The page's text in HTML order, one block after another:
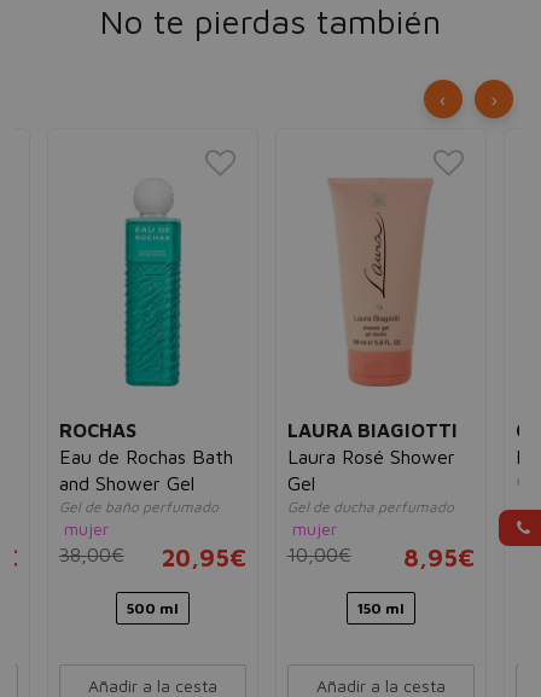
No te pierdas también
ROCHAS
Eau de Rochas Bath
and Shower Gel
Gel de baño perfumado
mujer
38,00€ 20,95€
500 ml
Añadir a la cesta
LAURA BIAGIOTTI
Laura Rosé Shower
Gel
Gel de ducha perfumado
mujer
10,00€ 8,95€
150 ml
Añadir a la cesta
‹ ›